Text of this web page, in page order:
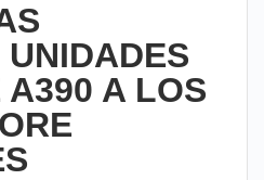
A390 A LOS